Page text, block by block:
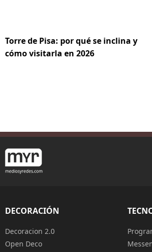
Torre de Pisa: por qué se inclina y
cómo visitarla en 2026
DECORACIÓN
Decoracion 2.0
Open Deco